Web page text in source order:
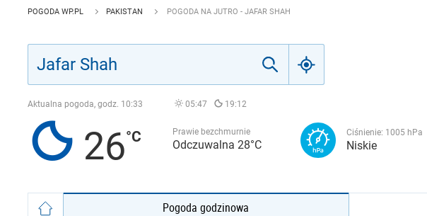
POGODA WP.PL PAKISTAN POGODA NA JUTRO - JAFAR SHAH
Aktualna pogoda, godz. 10:33 05:47 19:12
26 Prawie bezchmurnie
Odczuwalna 28°C
Ciśnienie: 1005 hPa
Niskie
Pogoda godzinowa